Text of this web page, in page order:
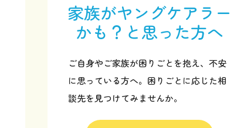
ヤングケアラー協会の取り組み
家族がヤングケアラー
かも？と思った方へ
ご自身やご家族が困りごとを抱え、不安
に思っている方へ。困りごとに応じた相
談先を見つけてみませんか。